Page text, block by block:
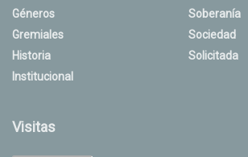
Géneros
Gremiales
Historia
Institucional
Soberanía
Sociedad
Solicitada
Visitas